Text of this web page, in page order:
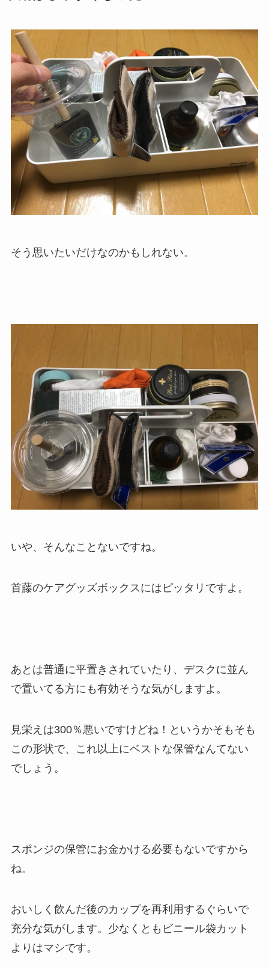
そう思いたいだけなのかもしれない。
いや、そんなことないですね。
首藤のケアグッズボックスにはピッタリですよ。
あとは普通に平置きされていたり、デスクに並ん
で置いてる方にも有効そうな気がしますよ。
見栄えは300％悪いですけどね！というかそもそも
この形状で、これ以上にベストな保管なんてない
でしょう。
スポンジの保管にお金かける必要もないですから
ね。
おいしく飲んだ後のカップを再利用するぐらいで
充分な気がします。少なくともビニール袋カット
よりはマシです。